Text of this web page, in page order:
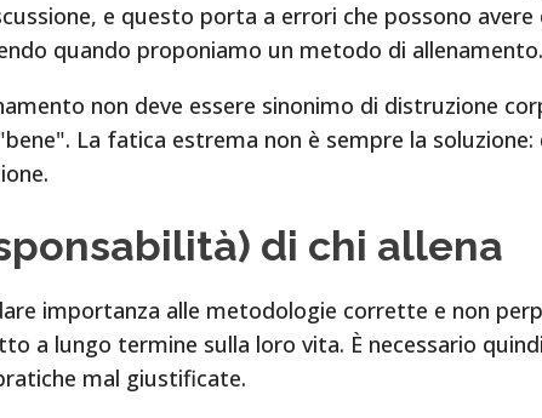
e questo porta a errori che possono avere
quando proponiamo un metodo di allenamento.
non deve essere sinonimo di distruzione
La fatica estrema non è sempre la
di chi allena
importanza alle metodologie corrette e non
a lungo termine sulla loro vita. È necessario
mal giustificate.